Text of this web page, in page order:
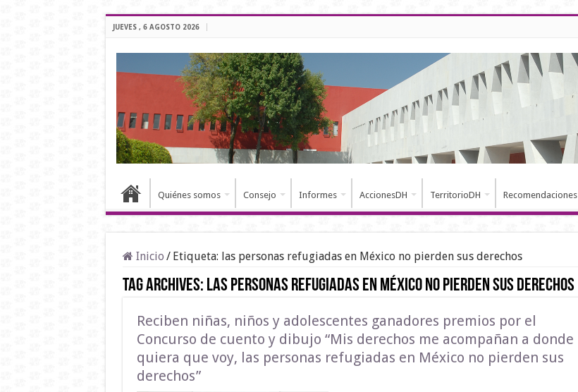
JUEVES , 6 AGOSTO 2026
Quiénes somos Consejo Informes AccionesDH TerritorioDH Recomendaciones
Inicio / Etiqueta: las personas refugiadas en México no pierden sus derechos
Tag Archives: las personas refugiadas en México no pierden sus derechos
Reciben niñas, niños y adolescentes ganadores premios por el
Concurso de cuento y dibujo “Mis derechos me acompañan a donde
quiera que voy, las personas refugiadas en México no pierden sus
derechos”